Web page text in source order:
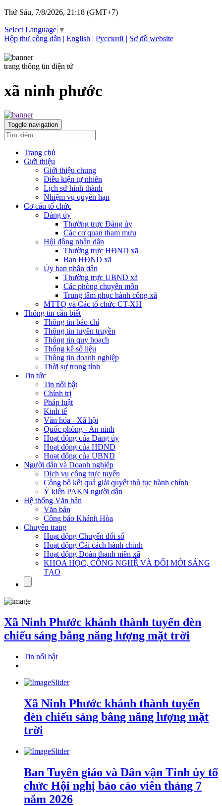
Thứ Sáu, 7/8/2026, 21:18 (GMT+7)
Select Language ▼
Hộp thư công dân | English | Русский | Sơ đồ website
trang thông tin điện tử
xã ninh phước
Toggle navigation
Trang chủ
Giới thiệu
Giới thiệu chung
Điều kiện tự nhiên
Lịch sử hình thành
Nhiệm vụ quyền hạn
Cơ cấu tổ chức
Đảng ủy
Thường trực Đảng ủy
Các cơ quan tham mưu
Hội đồng nhân dân
Thường trực HĐND xã
Ban HĐND xã
Ủy ban nhân dân
Thường trực UBND xã
Các phòng chuyên môn
Trung tâm phục hành công xã
MTTQ và Các tổ chức CT-XH
Thông tin cần biết
Thông tin báo chí
Thông tin tuyên truyền
Thông tin quy hoạch
Thống kê số liệu
Thông tin doanh nghiệp
Thời sự trong tỉnh
Tin tức
Tin nổi bật
Chính trị
Pháp luật
Kinh tế
Văn hóa - Xã hội
Quốc phòng - An ninh
Hoạt động của Đảng ủy
Hoạt động của HĐND
Hoạt động của UBND
Người dân và Doanh nghiệp
Dịch vụ công trực tuyến
Công bố kết quả giải quyết thủ tục hành chính
Ý kiến PAKN người dân
Hệ thống Văn bản
Văn bản
Công báo Khánh Hòa
Chuyên trang
Hoạt động Chuyển đổi số
Hoạt động Cải cách hành chính
Hoạt động Đoàn thanh niên xã
KHOA HỌC, CÔNG NGHỆ VÀ ĐỔI MỚI SÁNG
TẠO
Xã Ninh Phước khánh thành tuyến đèn
chiếu sáng bằng năng lượng mặt trời
Tin nổi bật
Xã Ninh Phước khánh thành tuyến
đèn chiếu sáng bằng năng lượng mặt
trời
Ban Tuyên giáo và Dân vận Tỉnh ủy tổ
chức Hội nghị báo cáo viên tháng 7
năm 2026